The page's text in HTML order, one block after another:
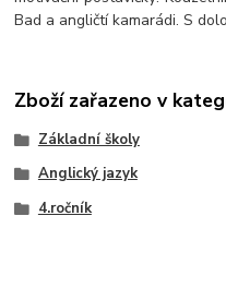
Bad a angličtí kamarádi. S
Zboží zařazeno v
Základní školy
Anglický jazyk
4.ročník